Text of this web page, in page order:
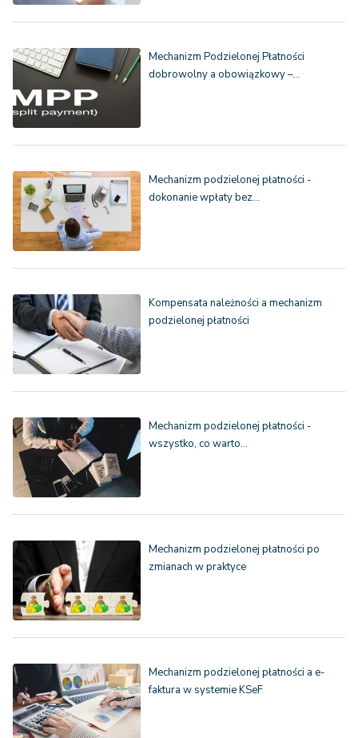
Mechanizm Podzielonej Płatności
dobrowolny a obowiązkowy –…
Mechanizm podzielonej płatności -
dokonanie wpłaty bez…
Kompensata należności a mechanizm
podzielonej płatności
Mechanizm podzielonej płatności -
wszystko, co warto…
Mechanizm podzielonej płatności po
zmianach w praktyce
Mechanizm podzielonej płatności a e-
faktura w systemie KSeF